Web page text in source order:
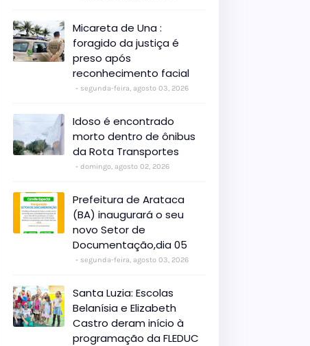
Micareta de Una :
foragido da justiça é
preso após
reconhecimento facial
segunda-feira, agosto 03, 2026
Idoso é encontrado
morto dentro de ônibus
da Rota Transportes
domingo, agosto 02, 2026
Prefeitura de Arataca
(BA) inaugurará o seu
novo Setor de
Documentação,dia 05
segunda-feira, agosto 03, 2026
Santa Luzia: Escolas
Belanísia e Elizabeth
Castro deram início à
programação da FLEDUC